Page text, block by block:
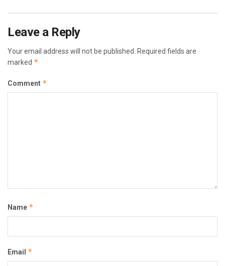
Leave a Reply
Your email address will not be published.
Required fields are
marked *
Comment *
Name *
Email *